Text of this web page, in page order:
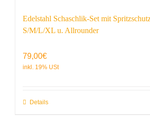
Edelstahl Schaschlik-Set mit
S/M/L/XL u. Allrounder
79,00€
Details